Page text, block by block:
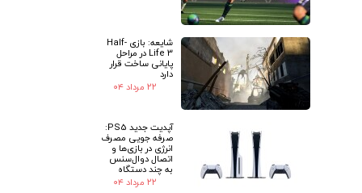
شایعه: بازی Half-
Life 3 در مراحل
پایانی ساخت قرار
دارد
۲۲ مرداد ۰۴
آپدیت جدید PS5:
صرفه جویی مصرف
انرژی در بازی‌ها و
اتصال دوال‌سنس
به چند دستگاه
۲۲ مرداد ۰۴